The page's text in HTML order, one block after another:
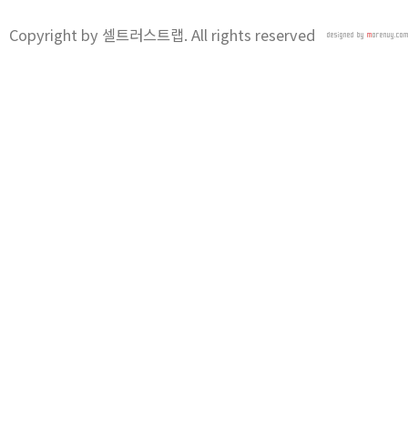
Copyright by 셀트러스트랩. All rights reserved